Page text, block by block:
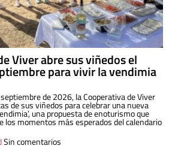
Viver abre sus viñedos el
para vivir la vendimia
de 2026, la Cooperativa de Viver
de sus viñedos para celebrar una nueva
una propuesta de enoturismo que
los momentos más esperados del calendario
Sin comentarios